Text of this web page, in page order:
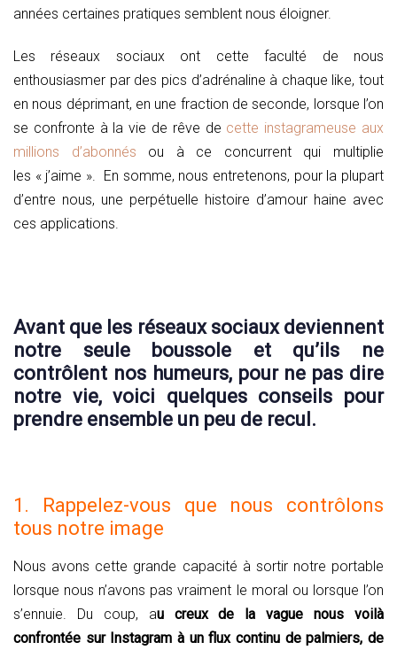
années certaines pratiques semblent nous éloigner.
Les réseaux sociaux ont cette faculté de nous
enthousiasmer par des pics d’adrénaline à chaque like, tout
en nous déprimant, en une fraction de seconde, lorsque l’on
se confronte à la vie de rêve de cette instagrameuse aux
millions d’abonnés ou à ce concurrent qui multiplie
les « j’aime ». En somme, nous entretenons, pour la plupart
d’entre nous, une perpétuelle histoire d’amour haine avec
ces applications.
Avant que les réseaux sociaux deviennent
notre seule boussole et qu’ils ne
contrôlent nos humeurs, pour ne pas dire
notre vie, voici quelques conseils pour
prendre ensemble un peu de recul.
1. Rappelez-vous que nous contrôlons
tous notre image
Nous avons cette grande capacité à sortir notre portable
lorsque nous n’avons pas vraiment le moral ou lorsque l’on
s’ennuie. Du coup, au creux de la vague nous voilà
confrontée sur Instagram à un flux continu de palmiers, de